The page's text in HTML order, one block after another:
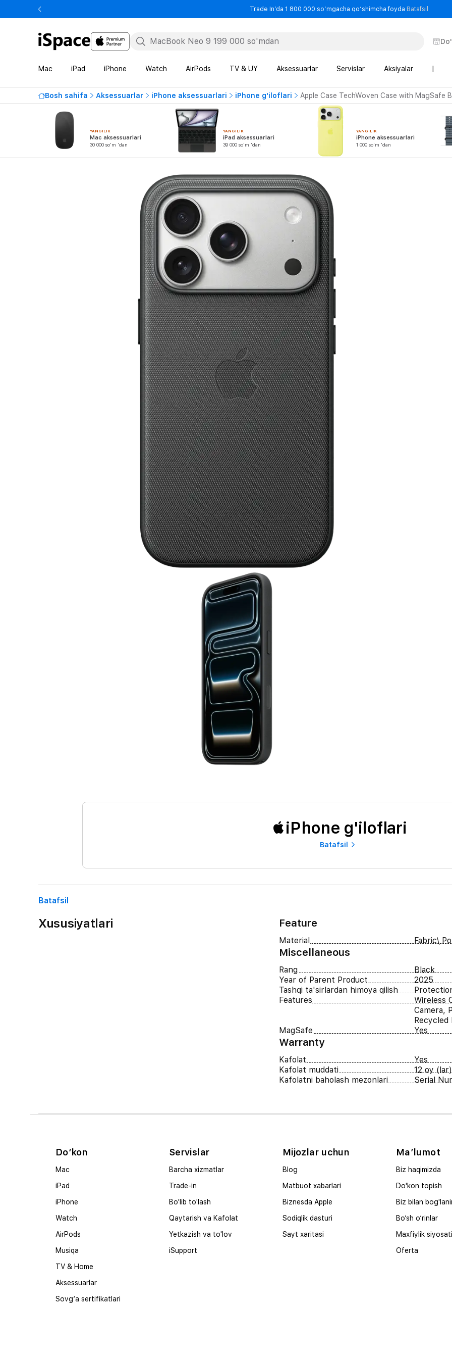
Trade In’da 1 800 000 so‘mgacha qo‘shimcha foyda Batafsil
Mac iPad iPhone Watch AirPods TV & UY Aksessuarlar Servislar Aksiyalar
Bosh sahifa Aksessuarlar iPhone aksessuarlari iPhone g'iloflari Apple Case TechWoven Case with MagSafe
YANGILIK
Mac aksessuarlari
30 000 so'm 'dan
YANGILIK
iPad aksessuarlari
39 000 so'm 'dan
YANGILIK
iPhone aksessuarlari
1 000 so'm 'dan
iPhone g'iloflari
Batafsil
Batafsil
Xususiyatlari Feature
Material Fabric\
Miscellaneous
Rang
Black
Year of Parent Product
2025
Tashqi ta'sirlardan himoya qilish
Features
Wireless
Camera,
Recycled
MagSafe
Yes
Warranty
Kafolat
Yes
Kafolat muddati
12 oy (lar)
Kafolatni baholash mezonlari
Serial
Do‘kon
Mac
iPad
iPhone
Watch
AirPods
Musiqa
TV & Home
Aksessuarlar
Sovg‘a sertifikatlari
Servislar
Barcha xizmatlar
Trade-in
Bo'lib to'lash
Qaytarish va Kafolat
Yetkazish va to'lov
iSupport
Mijozlar uchun
Blog
Matbuot xabarlari
Biznesda Apple
Sodiqlik dasturi
Sayt xaritasi
Ma’lumot
Biz haqimizda
Do'kon topish
Biz bilan
Bo‘sh o‘rinlar
Maxfiylik siyosati
Oferta